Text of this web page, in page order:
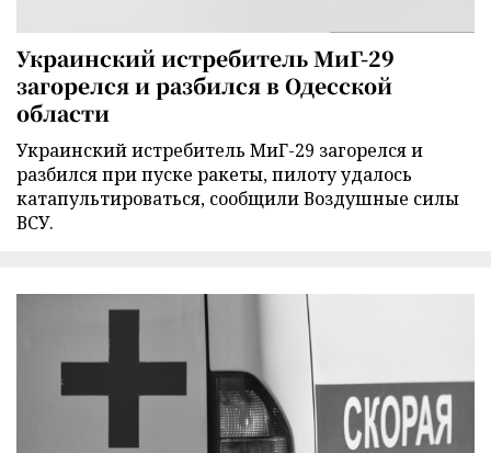
Украинский истребитель МиГ-29
загорелся и разбился в Одесской
области
Украинский истребитель МиГ-29 загорелся и
разбился при пуске ракеты, пилоту удалось
катапультироваться, сообщили Воздушные силы
ВСУ.